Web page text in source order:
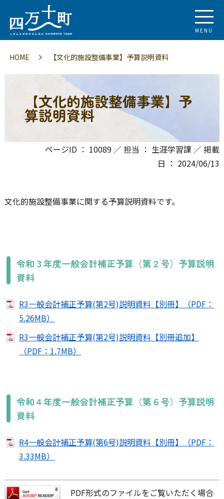
MENU
HOME 【文化的施設整備事業】予算説明資料
【文化的施設整備事業】予
算説明資料
ページID ： 10089 ／ 担当 ： 生涯学習課 ／ 掲載
日 ： 2024/06/13
文化的施設整備事業に関する予算説明資料です。
令和３年度一般会計補正予算（第２号）予算説明
資料
R3一般会計補正予算(第2号)説明資料【別冊】（PDF：
5.26MB）
R3一般会計補正予算(第2号)説明資料【別冊追加】
（PDF：1.7MB）
令和４年度一般会計補正予算（第６号）予算説明
資料
R4一般会計補正予算(第6号)説明資料【別冊】（PDF：
3.33MB）
PDF形式のファイルをご覧いただく場合